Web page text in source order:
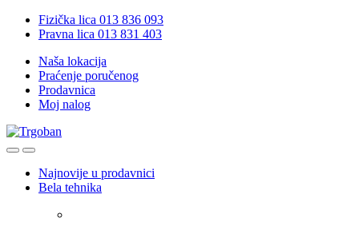
Skip
Skip
Fizička lica 013 836 093
Pravna lica 013 831 403
Naša lokacija
Praćenje poručenog
Prodavnica
Moj nalog
OpenClose
Najnovije u prodavnici
Bela tehnika